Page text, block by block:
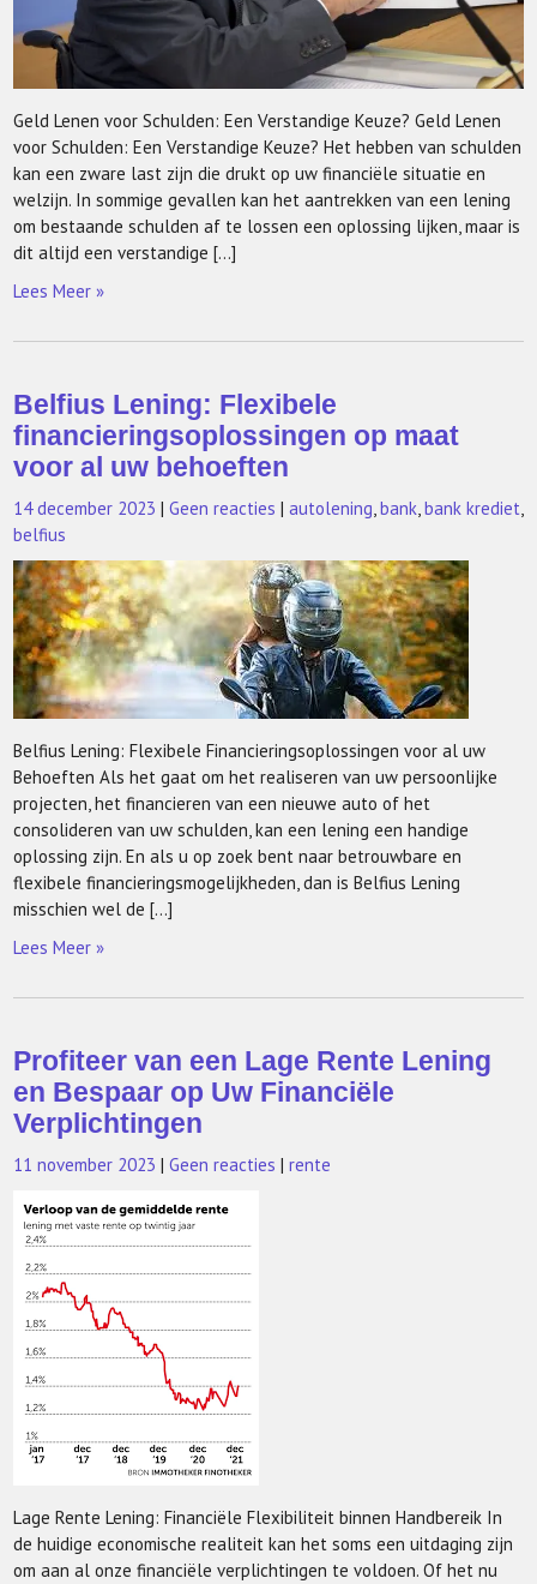
Geld Lenen voor Schulden: Een Verstandige Keuze? Geld Lenen
voor Schulden: Een Verstandige Keuze? Het hebben van schulden
kan een zware last zijn die drukt op uw financiële situatie en
welzijn. In sommige gevallen kan het aantrekken van een lening
om bestaande schulden af te lossen een oplossing lijken, maar is
dit altijd een verstandige […]
Lees Meer »
Belfius Lening: Flexibele
financieringsoplossingen op maat
voor al uw behoeften
14 december 2023 |Geen reacties |autolening,bank,bank krediet,
belfius
Belfius Lening: Flexibele Financieringsoplossingen voor al uw
Behoeften Als het gaat om het realiseren van uw persoonlijke
projecten, het financieren van een nieuwe auto of het
consolideren van uw schulden, kan een lening een handige
oplossing zijn. En als u op zoek bent naar betrouwbare en
flexibele financieringsmogelijkheden, dan is Belfius Lening
misschien wel de […]
Lees Meer »
Profiteer van een Lage Rente Lening
en Bespaar op Uw Financiële
Verplichtingen
11 november 2023 |Geen reacties |rente
Lage Rente Lening: Financiële Flexibiliteit binnen Handbereik In
de huidige economische realiteit kan het soms een uitdaging zijn
om aan al onze financiële verplichtingen te voldoen. Of het nu